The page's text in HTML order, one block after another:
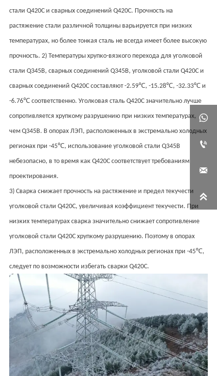
стали Q420C и сварных соединений Q420C. Прочность на
растяжение стали различной толщины варьируется при низких
температурах, но более тонкая сталь не всегда имеет более высокую
прочность. 2) Температуры хрупко-вязкого перехода для уголковой
стали Q345B, сварных соединений Q345B, уголковой стали Q420C и
сварных соединений Q420C составляют -2.59℃, -15.28℃, -32.33℃и
-6.76℃соответственно. Уголковая сталь Q420C значительно лучше
сопротивляется хрупкому разрушению при низких температурах,
чем Q345B. В опорах ЛЭП, расположенных в экстремально холодных
регионах при -45℃, использование уголковой стали Q345B
небезопасно, в то время как Q420C соответствует требованиям
проектирования.
3) Сварка снижает прочность на растяжение и предел текучести
уголковой стали Q420C, увеличивая коэффициент текучести. При
низких температурах сварка значительно снижает сопротивление
уголковой стали Q420C хрупкому разрушению. Поэтому в опорах
ЛЭП, расположенных в экстремально холодных регионах при -45℃,
следует по возможности избегать сварки Q420C.



